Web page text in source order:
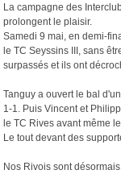
La campagne des
prolongent le plaisir.
Samedi 9 mai, en demi-
le TC Seyssins III, sans
surpassés et ils ont
Tanguy a ouvert le bal
1-1. Puis Vincent et
le TC Rives avant même
Le tout devant des
Nos Rivois sont